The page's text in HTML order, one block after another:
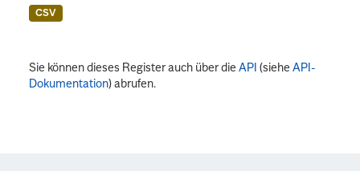
CSV
Sie können dieses Register auch über dieAPI (sieheAPI-
Dokumentation) abrufen.